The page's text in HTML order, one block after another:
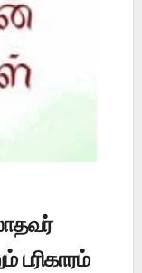
பரிகாரம்